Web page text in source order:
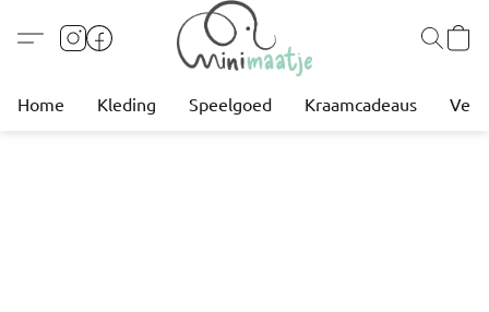
Home Kleding Speelgoed Kraamcadeaus